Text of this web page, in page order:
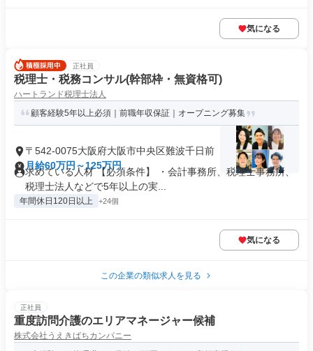
気になる
正社員
税理士・税務コンサル(幹部枠・無資格可)
ハートランド税理士法人
顧客経験5年以上必須｜前職年収保証｜オープニング募集
〒542-0075大阪府大阪市中央区難波千日前
月給60万円～125万円
求めている人材 【必須条件】 ・会計事務所、税理士事務所、
税理士法人などで5年以上の実...
年間休日120日以上 +24個
気になる
この企業の類似求人を見る
正社員
重度訪問介護のエリアマネージャー候補
株式会社うえきばちカンパニー